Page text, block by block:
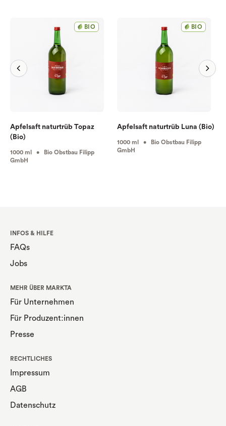
BIO
Apfelsaft naturtrüb Topaz
(Bio)
1000 ml • Bio Obstbau Filipp
GmbH
BIO
Apfelsaft naturtrüb Luna (Bio)
1000 ml • Bio Obstbau Filipp
GmbH
INFOS & HILFE
FAQs
Jobs
MEHR ÜBER MARKTA
Für Unternehmen
Für Produzent:innen
Presse
RECHTLICHES
Impressum
AGB
Datenschutz